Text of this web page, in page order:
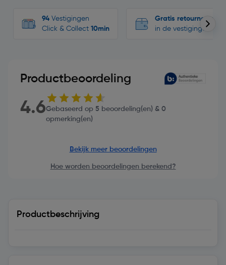
94 Vestigingen
Click & Collect 10min
Gratis retourneren
in de vestigingen
Productbeoordeling
4.6Gebaseerd op 5 beoordeling(en) & 0
opmerking(en)
Bekijk meer beoordelingen
Hoe worden beoordelingen berekend?
Productbeschrijving